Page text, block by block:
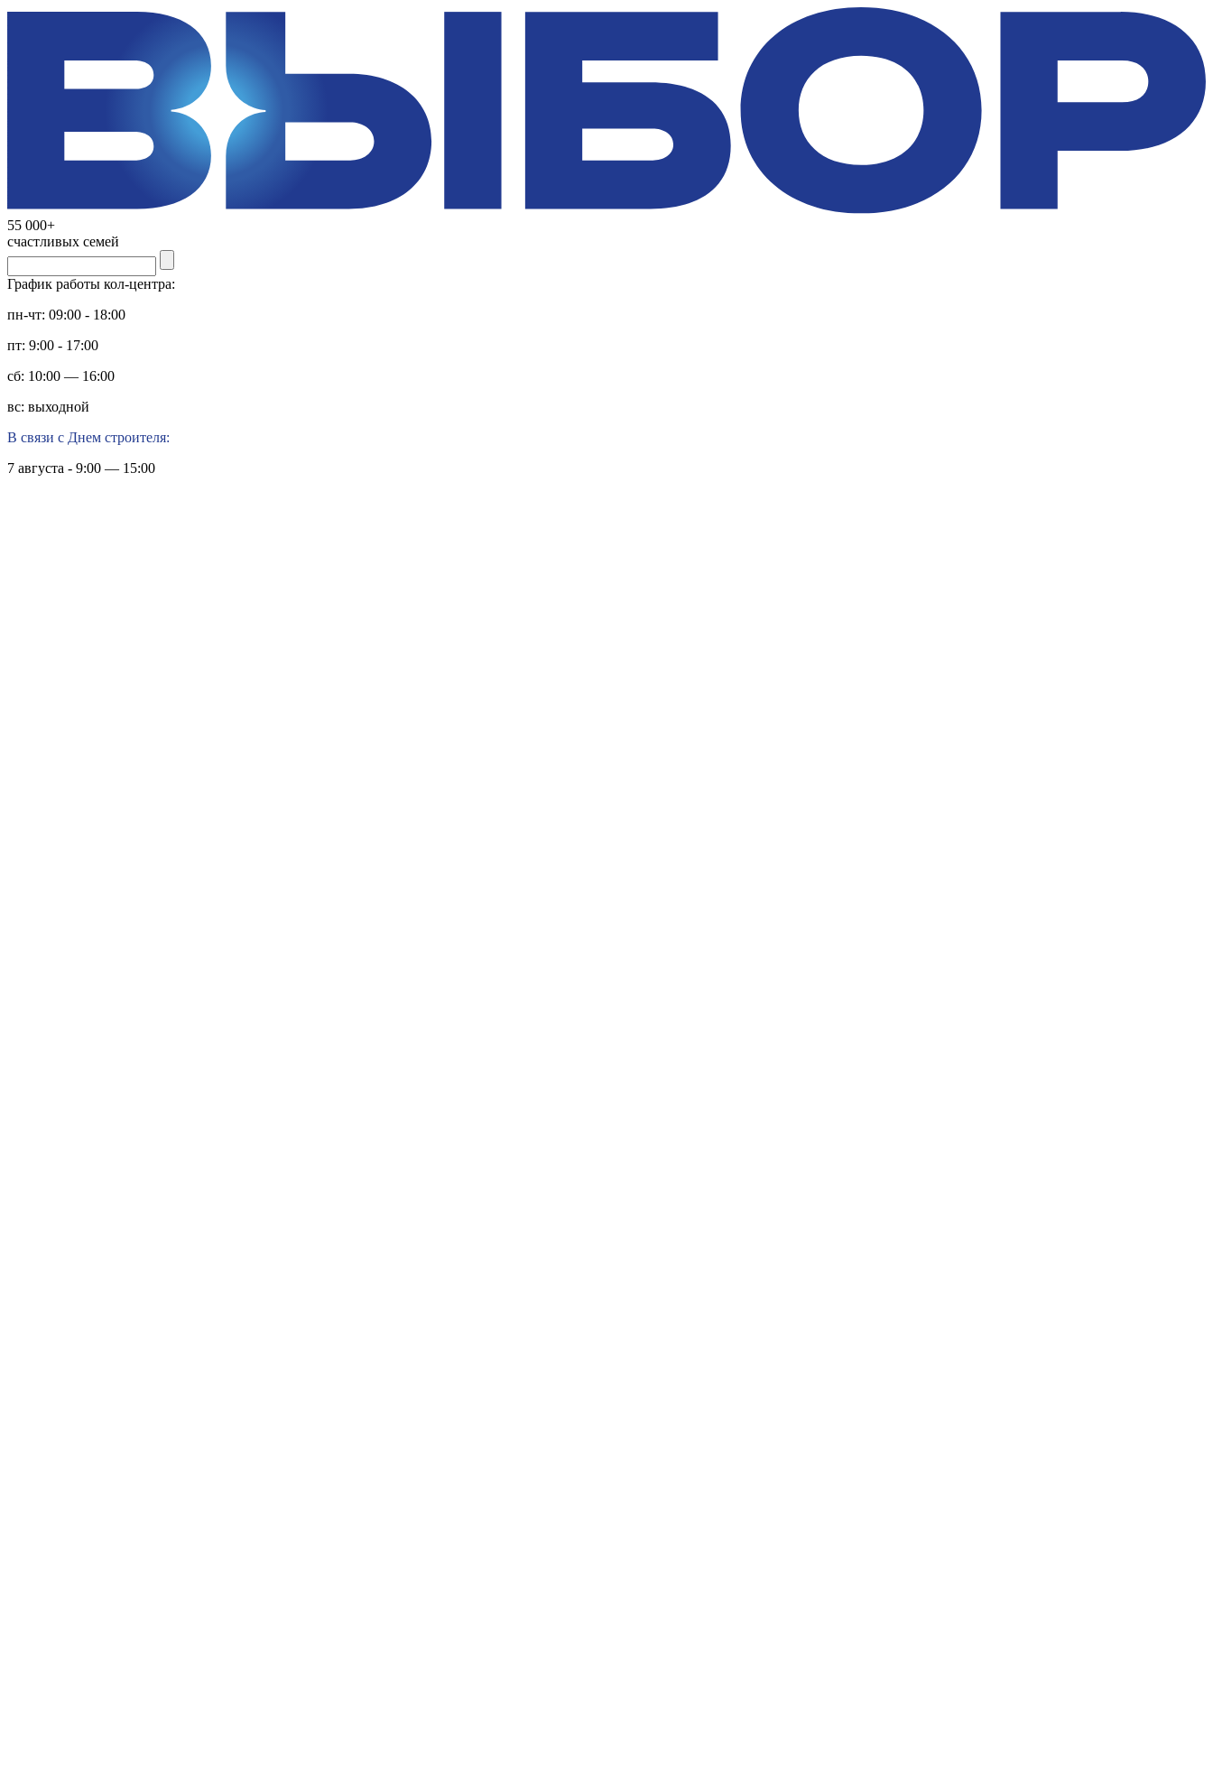
55 000+
счастливых семей
График работы кол-центра:
пн-чт: 09:00 - 18:00
пт: 9:00 - 17:00
сб: 10:00 — 16:00
вс: выходной
В связи с Днем строителя:
7 августа - 9:00 — 15:00